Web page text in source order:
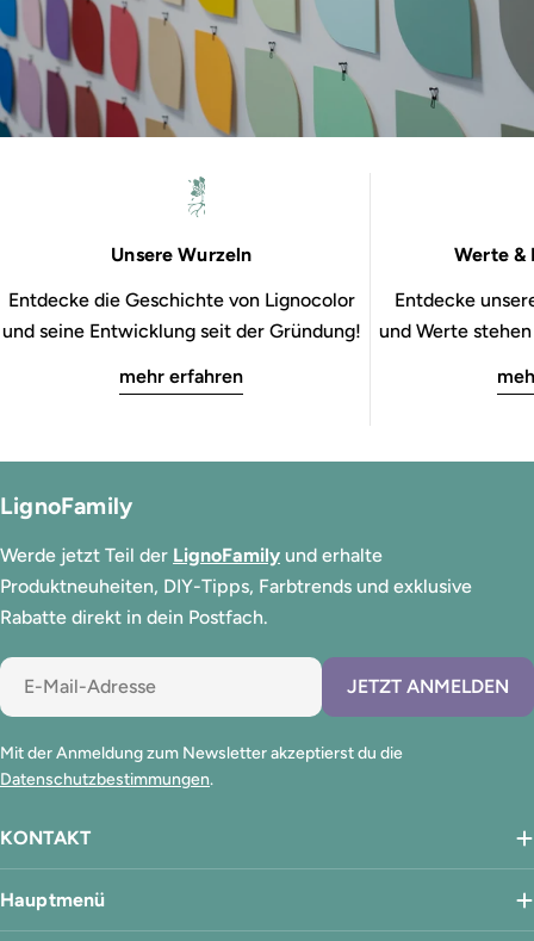
Unsere Wurzeln
Entdecke die Geschichte von Lignocolor
und seine Entwicklung seit der Gründung!
mehr erfahren
Werte &
Entdecke
und Werte
KONTAKT
Hauptmenü
LignoFamily
Werde jetzt Teil der LignoFamily und erhalte
Produktneuheiten, DIY-Tipps, Farbtrends und exklusive
Rabatte direkt in dein Postfach.
E-
Mail
JETZT ANMELDEN
Mit der Anmeldung zum Newsletter akzeptierst du die
Datenschutzbestimmungen.